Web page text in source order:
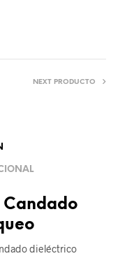
NEXT PRODUCTO
Candado
dieléctrico